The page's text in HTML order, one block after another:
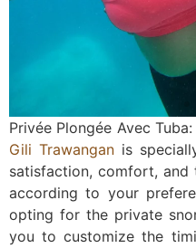
Privée Plongée Avec Tuba:
Gili Trawanganis
satisfaction, comfort,
according to your
opting for the private
you to customize the